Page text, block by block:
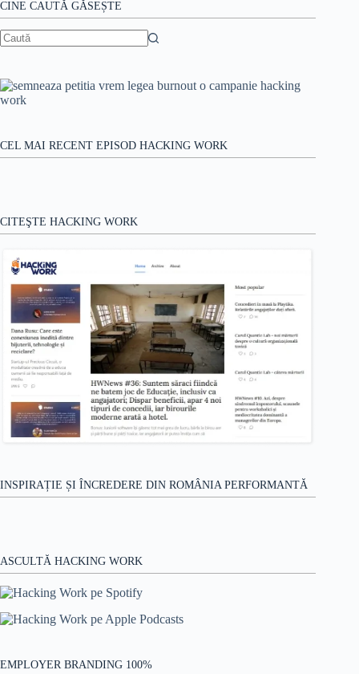
CINE CAUTĂ GĂSEȘTE
CEL MAI RECENT EPISOD HACKING WORK
CITEŞTE HACKING WORK
INSPIRAȚIE ȘI ÎNCREDERE DIN ROMÂNIA PERFORMANTĂ
ASCULTĂ HACKING WORK
EMPLOYER BRANDING 100%